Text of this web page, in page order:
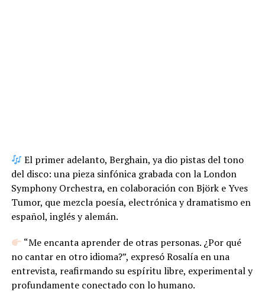
El primer adelanto, Berghain, ya dio pistas del tono
del disco: una pieza sinfónica grabada con la London
Symphony Orchestra, en colaboración con Björk e Yves
Tumor, que mezcla poesía, electrónica y dramatismo en
español, inglés y alemán.
“Me encanta aprender de otras personas. ¿Por qué
no cantar en otro idioma?”, expresó Rosalía en una
entrevista, reafirmando su espíritu libre, experimental y
profundamente conectado con lo humano.